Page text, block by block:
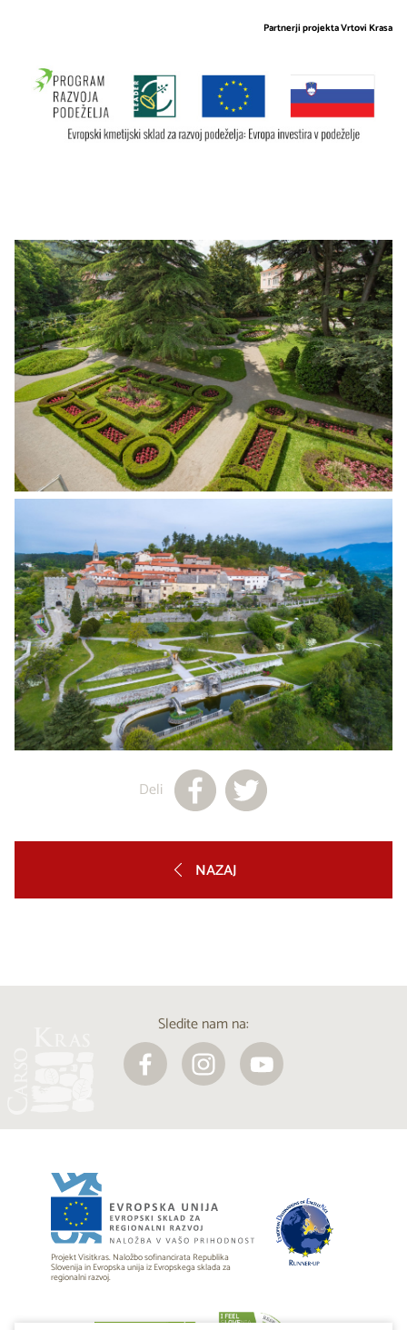
Partnerji projekta Vrtovi Krasa
Deli
NAZAJ
Sledite nam na:
Projekt Visitkras. Naložbo sofinancirata Republika
Slovenija in Evropska unija iz Evropskega sklada za
regionalni razvoj.